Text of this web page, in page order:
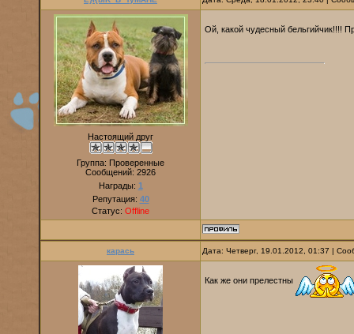
Настоящий друг
Группа: Проверенные
Сообщений: 2926
Награды: 1
Репутация: 40
Статус: Offline
Ой, какой чудесный бельгийчик!!!!
карась Дата: Четверг, 19.01.2012, 01:37 |
Как же они прелестны